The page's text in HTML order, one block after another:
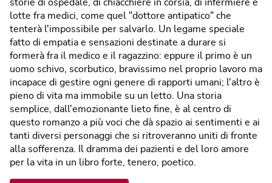
storie di ospedale, di chiacchiere in corsia, di infermiere e
lotte fra medici, come quel "dottore antipatico" che
tenterà l'impossibile per salvarlo. Un legame speciale
fatto di empatia e sensazioni destinate a durare si
formerà fra il medico e il ragazzino: eppure il primo è un
uomo schivo, scorbutico, bravissimo nel proprio lavoro ma
incapace di gestire ogni genere di rapporti umani; l'altro è
pieno di vita ma immobile su un letto. Una storia
semplice, dall'emozionante lieto fine, è al centro di
questo romanzo a più voci che dà spazio ai sentimenti e ai
tanti diversi personaggi che si ritroveranno uniti di fronte
alla sofferenza. Il dramma dei pazienti e del loro amore
per la vita in un libro forte, tenero, poetico.